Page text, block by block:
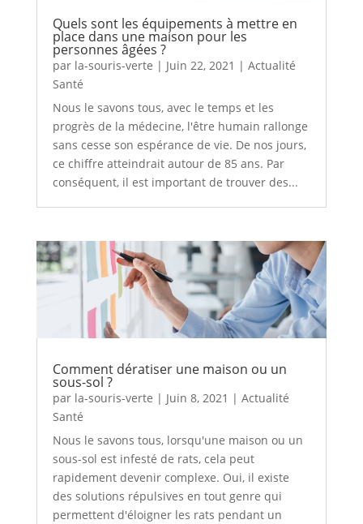
Quels sont les équipements à mettre en
place dans une maison pour les
personnes âgées ?
par la-souris-verte | Juin 22, 2021 | Actualité
Santé
Nous le savons tous, avec le temps et les
progrès de la médecine, l'être humain rallonge
sans cesse son espérance de vie. De nos jours,
ce chiffre atteindrait autour de 85 ans. Par
conséquent, il est important de trouver des...
Comment dératiser une maison ou un
sous-sol ?
par la-souris-verte | Juin 8, 2021 | Actualité
Santé
Nous le savons tous, lorsqu'une maison ou un
sous-sol est infesté de rats, cela peut
rapidement devenir complexe. Oui, il existe
des solutions répulsives en tout genre qui
permettent d'éloigner les rats pendant un